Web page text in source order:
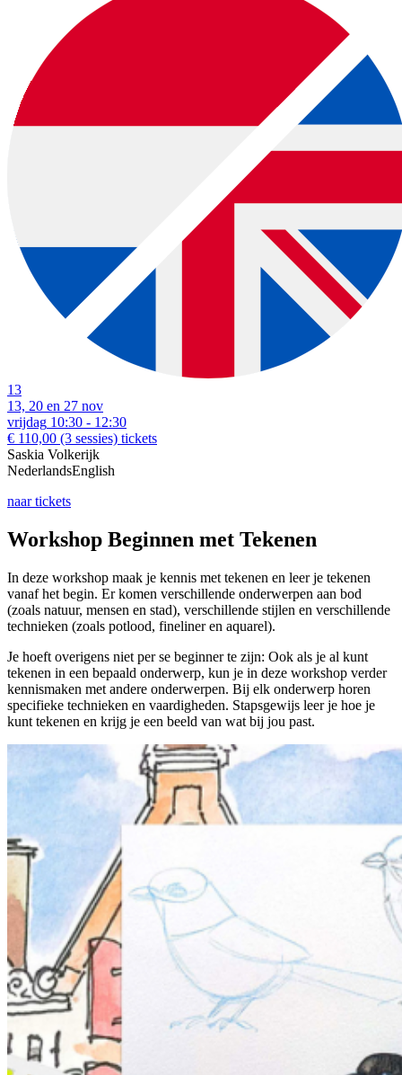
13
13, 20 en 27 nov
vrijdag 10:30 - 12:30
€ 110,00 (3 sessies) tickets
Saskia Volkerijk
NederlandsEnglish
naar tickets
Workshop Beginnen met Tekenen
In deze workshop maak je kennis met tekenen en leer je tekenen
vanaf het begin. Er komen verschillende onderwerpen aan bod
(zoals natuur, mensen en stad), verschillende stijlen en verschillende
technieken (zoals potlood, fineliner en aquarel).
Je hoeft overigens niet per se beginner te zijn: Ook als je al kunt
tekenen in een bepaald onderwerp, kun je in deze workshop verder
kennismaken met andere onderwerpen. Bij elk onderwerp horen
specifieke technieken en vaardigheden. Stapsgewijs leer je hoe je
kunt tekenen en krijg je een beeld van wat bij jou past.